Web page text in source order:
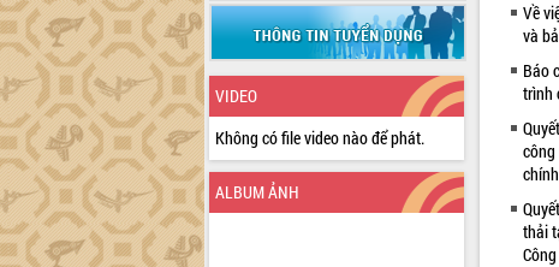
VIDEO
Không có file video nào để phát.
ALBUM ẢNH
Về
và
Báo
trình
công
thải